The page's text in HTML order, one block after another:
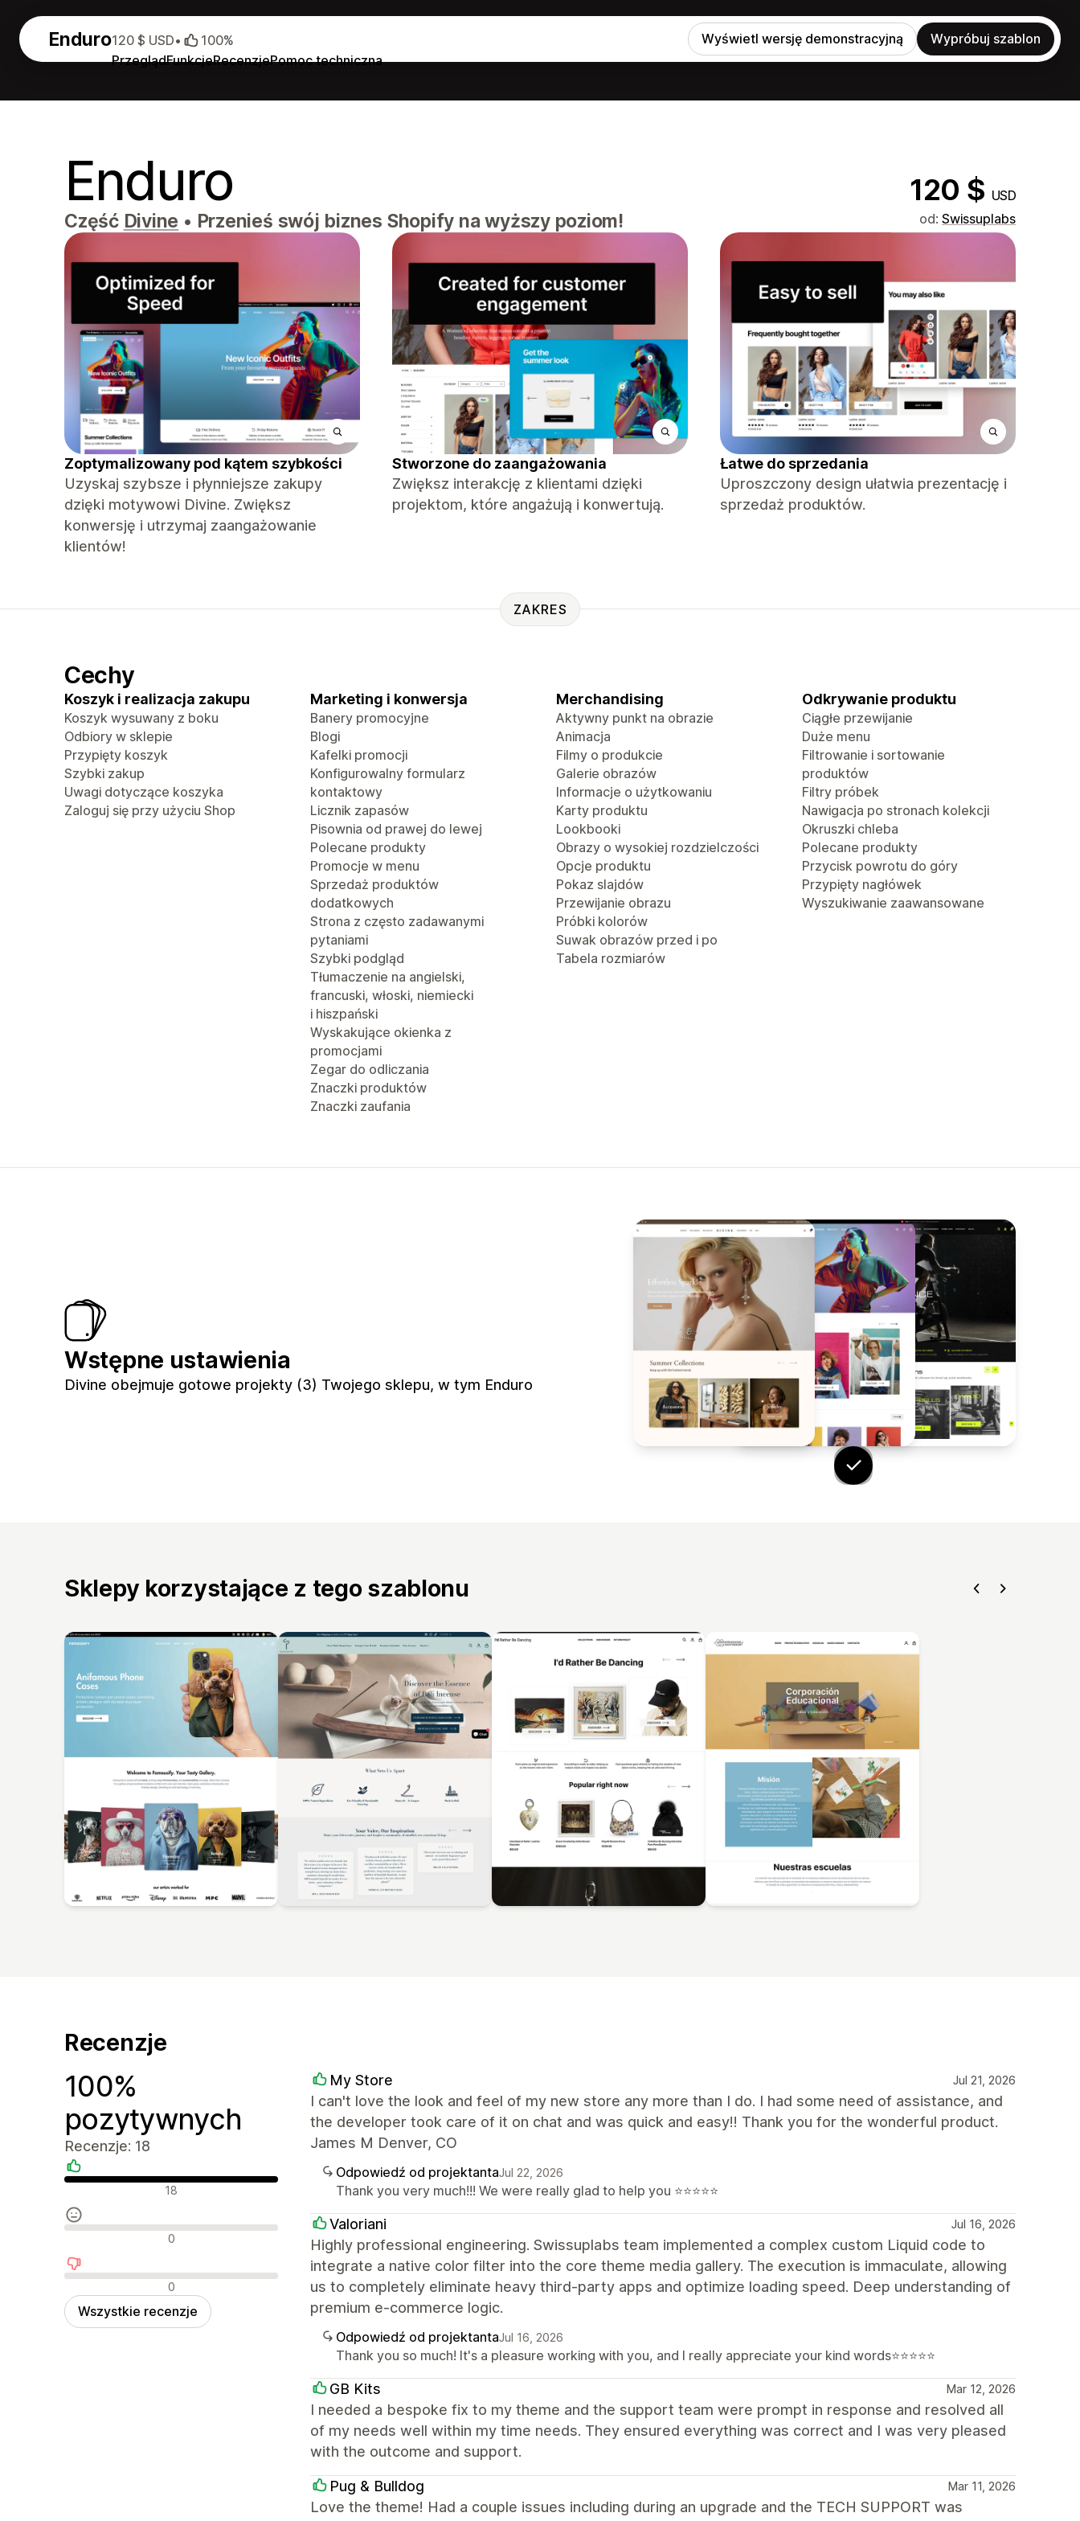
Enduro
PrzeglądFunkcjeRecenzjePomoc techniczna
120 $ USD• 100% Wyświetl wersję demonstracyjną Wypróbuj szablon
Enduro 120 $ USD
Część Divine • Przenieś swój biznes Shopify na wyższy poziom! od: Swissuplabs
Zoptymalizowany pod kątem szybkości
Uzyskaj szybsze i płynniejsze zakupy
dzięki motywowi Divine. Zwiększ
konwersję i utrzymaj zaangażowanie
klientów!
Stworzone do zaangażowania
Zwiększ interakcję z klientami dzięki
projektom, które angażują i konwertują.
Łatwe do sprzedania
Uproszczony design ułatwia prezentację i
sprzedaż produktów.
ZAKRES
Cechy
Koszyk i realizacja zakupu
Koszyk wysuwany z boku
Odbiory w sklepie
Przypięty koszyk
Szybki zakup
Uwagi dotyczące koszyka
Zaloguj się przy użyciu Shop
Marketing i konwersja
Banery promocyjne
Blogi
Kafelki promocji
Konfigurowalny formularz
kontaktowy
Licznik zapasów
Pisownia od prawej do lewej
Polecane produkty
Promocje w menu
Sprzedaż produktów
dodatkowych
Strona z często zadawanymi
pytaniami
Szybki podgląd
Tłumaczenie na angielski,
francuski, włoski, niemiecki
i hiszpański
Wyskakujące okienka z
promocjami
Zegar do odliczania
Znaczki produktów
Znaczki zaufania
Merchandising
Aktywny punkt na obrazie
Animacja
Filmy o produkcie
Galerie obrazów
Informacje o użytkowaniu
Karty produktu
Lookbooki
Obrazy o wysokiej rozdzielczości
Opcje produktu
Pokaz slajdów
Przewijanie obrazu
Próbki kolorów
Suwak obrazów przed i po
Tabela rozmiarów
Odkrywanie produktu
Ciągłe przewijanie
Duże menu
Filtrowanie i sortowanie
produktów
Filtry próbek
Nawigacja po stronach kolekcji
Okruszki chleba
Polecane produkty
Przycisk powrotu do góry
Przypięty nagłówek
Wyszukiwanie zaawansowane
Wstępne ustawienia
Divine obejmuje gotowe projekty (3) Twojego sklepu, w tym Enduro
Sklepy korzystające z tego szablonu
Recenzje
100%
pozytywnych
Recenzje: 18
Pozytywne recenzje
18
Neutralne recenzje
0
Negatywne recenzje
0
Wszystkie recenzje
My Store Jul 21, 2026
I can't love the look and feel of my new store any more than I do. I had some need of assistance, and
the developer took care of it on chat and was quick and easy!! Thank you for the wonderful product.
James M Denver, CO
Odpowiedź od projektantaJul 22, 2026
Thank you very much!!! We were really glad to help you ⭐⭐⭐⭐⭐
Valoriani Jul 16, 2026
Highly professional engineering. Swissuplabs team implemented a complex custom Liquid code to
integrate a native color filter into the core theme media gallery. The execution is immaculate, allowing
us to completely eliminate heavy third-party apps and optimize loading speed. Deep understanding of
premium e-commerce logic.
Odpowiedź od projektantaJul 16, 2026
Thank you so much! It's a pleasure working with you, and I really appreciate your kind words⭐⭐⭐⭐⭐
GB Kits Mar 12, 2026
I needed a bespoke fix to my theme and the support team were prompt in response and resolved all
of my needs well within my time needs. They ensured everything was correct and I was very pleased
with the outcome and support.
Pug & Bulldog Mar 11, 2026
Love the theme! Had a couple issues including during an upgrade and the TECH SUPPORT was